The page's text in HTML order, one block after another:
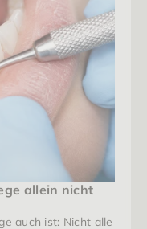
allein nicht
auch ist: Nicht alle